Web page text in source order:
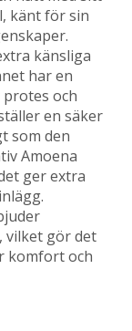
känt för sin
känsliga
har en
och
en säker
som den
Amoena
ger extra
vilket gör det
komfort och